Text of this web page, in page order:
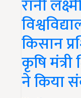
रानी
किसान
कृषि
ने किया